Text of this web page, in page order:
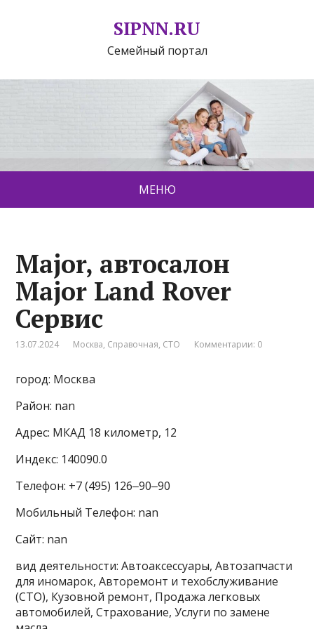
SIPNN.RU
Семейный портал
МЕНЮ
Major, автосалон
Major Land Rover
Сервис
13.07.2024 Москва, Справочная, СТО Комментарии: 0
город: Москва
Район: nan
Адрес: МКАД 18 километр, 12
Индекс: 140090.0
Телефон: +7 (495) 126‒90‒90
Мобильный Телефон: nan
Сайт: nan
вид деятельности: Автоаксессуары, Автозапчасти
для иномарок, Авторемонт и техобслуживание
(СТО), Кузовной ремонт, Продажа легковых
автомобилей, Страхование, Услуги по замене